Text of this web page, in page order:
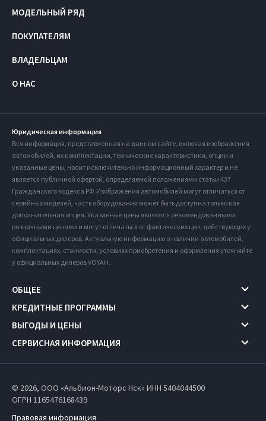
МОДЕЛЬНЫЙ РЯД
ПОКУПАТЕЛЯМ
ВЛАДЕЛЬЦАМ
О НАС
Юридическая информация
Вся информация, представленная на данном сайте, включая изображения
автомобилей, их комплектации, технические характеристики, опции и
указанные цены, носит исключительно информационный характер и не
является публичной офертой, определяемой положениями статьи 437
Гражданского кодекса РФ. Изображения автомобилей могут отличаться от
серийных моделей, часть оборудования может быть доступна только как
дополнительная опция. Указанные цены являются рекомендованными
розничными ценами и могут отличаться от фактических цен, действующих у
официальных дилеров. Актуальную информацию о наличии автомобилей,
комплектациях, стоимости, условиях приобретения и оформления уточняйте
у официальных дилеров VOYAH.
ОБЩЕЕ
КРЕДИТНЫЕ ПРОГРАММЫ
ВЫГОДЫ И ЦЕНЫ
СЕРВИСНАЯ ИНФОРМАЦИЯ
© 2026, ООО «Альбион-Моторс Нск» ИНН 5404044500
ОГРН 1165476168439
Правовая информация